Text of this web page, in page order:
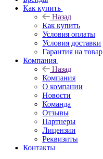
Как купить
Назад
Как купить
Условия оплаты
Условия доставки
Гарантия на товар
Компания
Назад
Компания
О компании
Новости
Команда
Отзывы
Партнеры
Лицензии
Реквизиты
Контакты